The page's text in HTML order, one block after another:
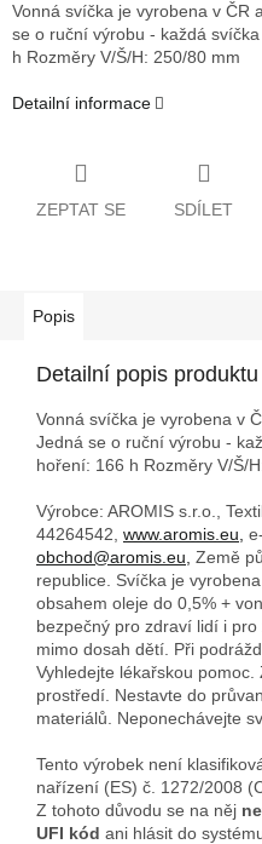
Vonná svíčka je vyrobena v ČR
se o ruční výrobu - každá
h Rozměry V/Š/H: 250/80 mm
Detailní informace
ZEPTAT SE SDÍLET
Popis
Detailní popis produktu
Vonná svíčka je vyrobena v
Jedná se o ruční výrobu -
hoření: 166 h Rozměry V/Š/
Výrobce: AROMIS s.r.o.,
44264542, www.aromis.eu,
obchod@aromis.eu, Země
republice. Svíčka je
obsahem oleje do 0,5% +
bezpečný pro zdraví lidí i
mimo dosah dětí. Při
Vyhledejte lékařskou
prostředí. Nestavte do
materiálů. Neponechávejte
Tento výrobek není
nařízení (ES) č. 1272/2008
Z tohoto důvodu se na něj
UFI kód ani hlásit do